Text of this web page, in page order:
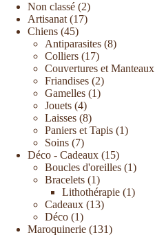
Non classé 2
Artisanat 17
Chiens 45
Antiparasites 8
Colliers 17
Couvertures et Manteaux
Friandises 2
Gamelles 1
Jouets 4
Laisses 8
Paniers et Tapis 1
Soins 7
Déco - Cadeaux 15
Boucles d'oreilles 1
Bracelets 1
Lithothérapie 1
Cadeaux 13
Déco 1
Maroquinerie 131